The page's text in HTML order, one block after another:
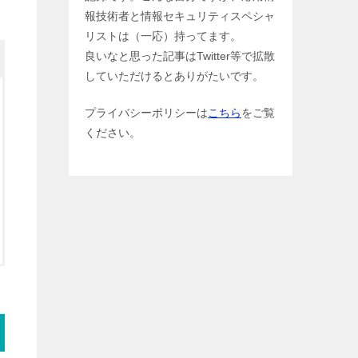
報技術者と情報セキュリティスペシャ
リストは（一応）持ってます。
良いなと思った記事はTwitter等で拡散
していただけるとありがたいです。
プライバシーポリシーはこちらをご覧
ください。